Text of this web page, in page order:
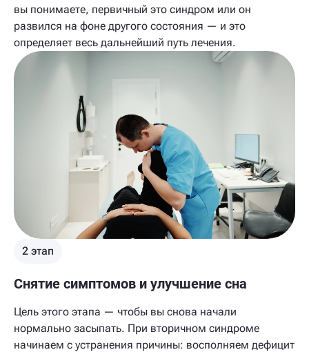
вы понимаете, первичный это синдром или он
развился на фоне другого состояния — и это
определяет весь дальнейший путь лечения.
2 этап
Снятие симптомов и улучшение сна
Цель этого этапа — чтобы вы снова начали
нормально засыпать. При вторичном синдроме
начинаем с устранения причины: восполняем дефицит